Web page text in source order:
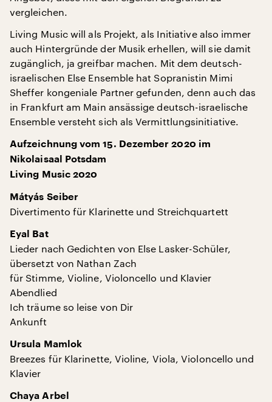
vergleichen.
Living Music will als Projekt, als Initiative also immer
auch Hintergründe der Musik erhellen, will sie damit
zugänglich, ja greifbar machen. Mit dem deutsch-
israelischen Else Ensemble hat Sopranistin Mimi
Sheffer kongeniale Partner gefunden, denn auch das
in Frankfurt am Main ansässige deutsch-israelische
Ensemble versteht sich als Vermittlungsinitiative.
Aufzeichnung vom 15. Dezember 2020 im
Nikolaisaal Potsdam
Living Music 2020
Mátyás Seiber
Divertimento für Klarinette und Streichquartett
Eyal Bat
Lieder nach Gedichten von Else Lasker-Schüler,
übersetzt von Nathan Zach
für Stimme, Violine, Violoncello und Klavier
Abendlied
Ich träume so leise von Dir
Ankunft
Ursula Mamlok
Breezes für Klarinette, Violine, Viola, Violoncello und
Klavier
Chaya Arbel